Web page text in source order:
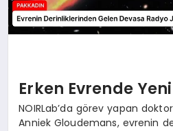
Erken Evrende
NOIRLab’da görev yapan
Anniek Gloudemans, evrenin